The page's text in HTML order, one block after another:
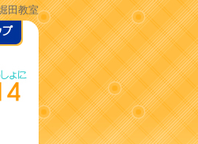
田教室